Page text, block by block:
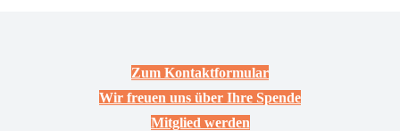
Zum Kontaktformular
Wir freuen uns über Ihre Spende
Mitglied werden